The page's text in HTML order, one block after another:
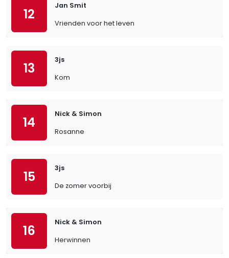
12
Jan Smit
Vrienden voor het leven
13
3js
Kom
14
Nick & Simon
Rosanne
15
3js
De zomer voorbij
16
Nick & Simon
Herwinnen